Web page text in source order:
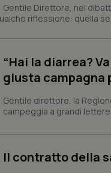
Gentile Direttore, nel
riflessione: quella
“Hai la diarrea?
giusta campagna
Gentile direttore, la
campeggia a grandi lettere
Il contratto della
tracking-sites-
session-id
_ga